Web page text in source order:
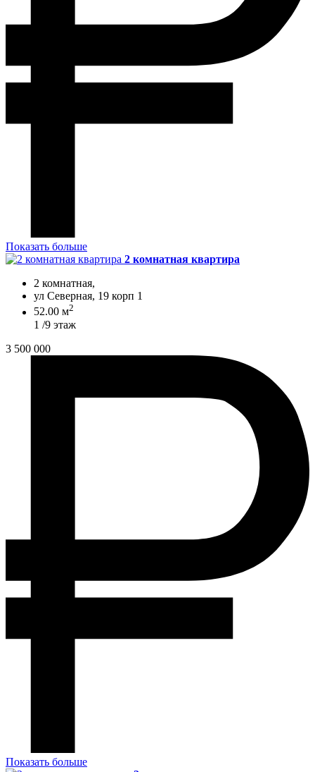
Показать больше
2 комнатная квартира
2 комнатная,
ул Северная, 19 корп 1
52.00 м2
1 /9 этаж
3 500 000
Показать больше